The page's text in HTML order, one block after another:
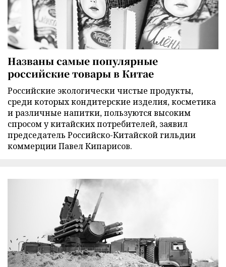
Названы самые популярные
российские товары в Китае
Российские экологически чистые продукты,
среди которых кондитерские изделия, косметика
и различные напитки, пользуются высоким
спросом у китайских потребителей, заявил
председатель Российско-Китайской гильдии
коммерции Павел Кипарисов.